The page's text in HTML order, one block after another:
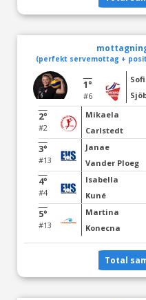
(perfekt servemottag +
1°
#6
2°
#2
Mikaela
Carlstedt
3°
#13
Janae
Vander Ploeg
4°
#4
Isabella
Kuné
5°
#13
Martina
Konecna
Total